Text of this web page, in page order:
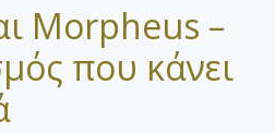
Morpheus –
που κάνει